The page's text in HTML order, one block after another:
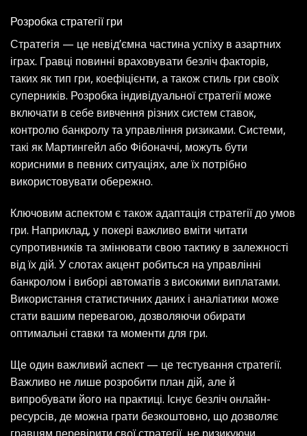
Розробка стратегії гри
Стратегія — це невід’ємна частина успіху в азартних
іграх. Гравці повинні враховувати безліч факторів,
таких як тип гри, коефіцієнти, а також стиль гри своїх
суперників. Розробка індивідуальної стратегії може
включати в себе вивчення різних систем ставок,
контролю банкролу та управління ризиками. Системи,
такі як Мартингейл або Фібоначчі, можуть бути
корисними в певних ситуаціях, але їх потрібно
використовувати обережно.
Ключовим аспектом є також адаптація стратегії до умов
гри. Наприклад, у покері важливо вміти читати
супротивників та змінювати свою тактику в залежності
від їх дій. У слотах акцент робиться на управлінні
банкролом і виборі автоматів з високими виплатами.
Використання статистичних даних і аналіатики може
стати вашим перевагою, дозволяючи обирати
оптимальні ставки та моменти для гри.
Ще один важливий аспект — це тестування стратегії.
Важливо не лише розробити план дій, але й
випробувати його на практиці. Існує безліч онлайн-
ресурсів, де можна грати безкоштовно, що дозволяє